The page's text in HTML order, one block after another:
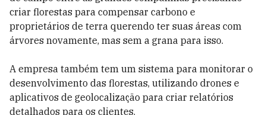
criar florestas para compensar carbono e
proprietários de terra querendo ter suas áreas com
árvores novamente, mas sem a grana para isso.
A empresa também tem um sistema para monitorar o
desenvolvimento das florestas, utilizando drones e
aplicativos de geolocalização para criar relatórios
detalhados para os clientes.